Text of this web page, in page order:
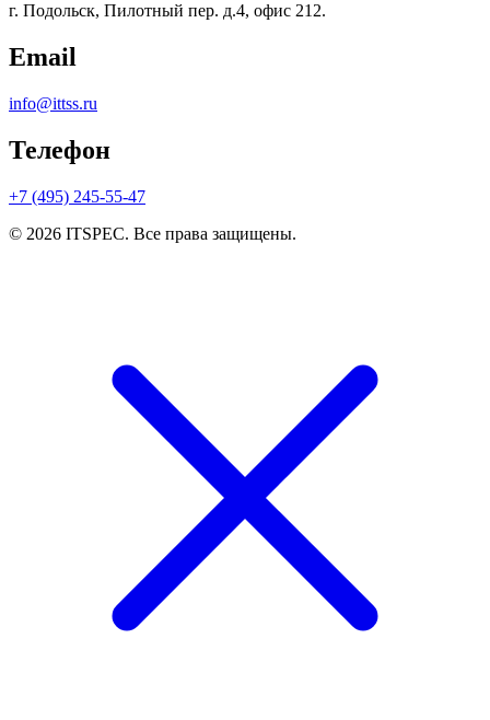
г. Подольск, Пилотный пер. д.4, офис 212.
Email
info@ittss.ru
Телефон
+7 (495) 245-55-47
© 2026 ITSPEC. Все права защищены.